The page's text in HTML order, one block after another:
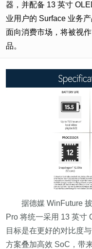
器，并配备 13 英寸
业用户的 Surface 业务
面向消费市场，将被视
品。
据德媒 WinFuture
Pro 将统一采用 13 英寸
目标是在更好的对比度
方案叠加高效 SoC，带